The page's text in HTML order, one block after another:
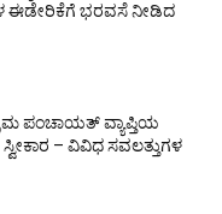
ಈಡೇರಿಕೆಗೆ ಭರವಸೆ ನೀಡಿದ
ಪಂಚಾಯತ್ ವ್ಯಾಪ್ತಿಯ
– ವಿವಿಧ ಸವಲತ್ತುಗಳ